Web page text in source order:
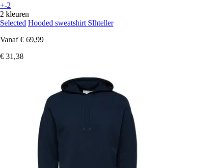
+-2
2 kleuren
Selected Hooded sweatshirt Slhteller
Vanaf € 69,99
€ 31,38